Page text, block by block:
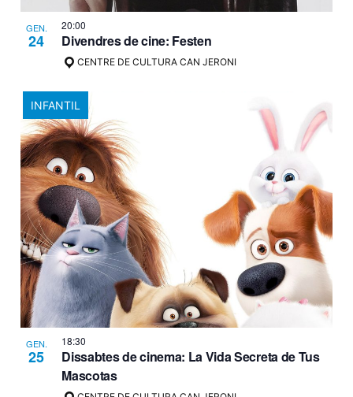
GEN.
24
20:00
Divendres de cine: Festen
CENTRE DE CULTURA CAN JERONI
INFANTIL
GEN.
25
18:30
Dissabtes de cinema: La Vida Secreta de Tus
Mascotas